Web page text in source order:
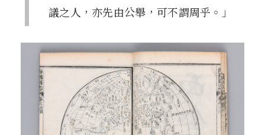
議之人，亦先由公舉，可不謂周乎。」